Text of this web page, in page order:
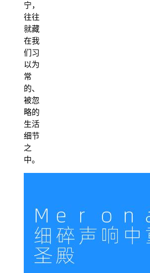
宁，
往往
就藏
在我
们习
以为
常
的、
被忽
略的
生活
细节
之
中。